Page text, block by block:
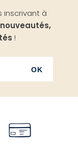
inscrivant à
nouveautés,
!
OK